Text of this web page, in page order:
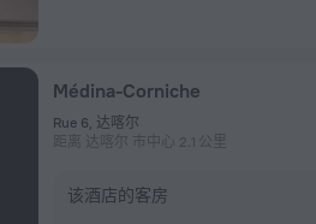
Médina-Corniche
Rue 6, 达喀尔
距离 达喀尔 市中心 2.1 公里
该酒店的客房